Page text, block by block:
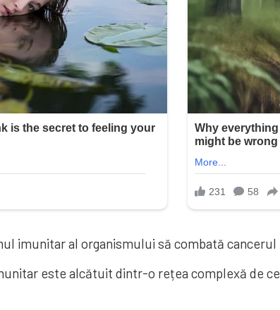
imunitar al organismului să combată
este alcătuit dintr-o rețea complexă de